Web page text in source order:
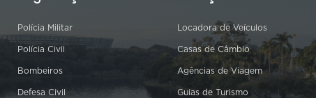
Polícia Militar
Polícia Civil
Bombeiros
Defesa Civil
Locadora de Veículos
Casas de Câmbio
Agências de Viagem
Guias de Turismo